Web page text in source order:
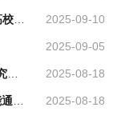
南京艺术学院16个专业顺利通过2025年度江苏高校品牌专业建设工程二期项目验收 2025-09-10
2025-09-05
我校8项课题获批2025年江苏省高等教育教改研究课题立项 2025-08-18
我校1项课题获批2025年江苏本科高校“人工智能通识课程、基础课程教学改革研究”专项课题立项 2025-08-18